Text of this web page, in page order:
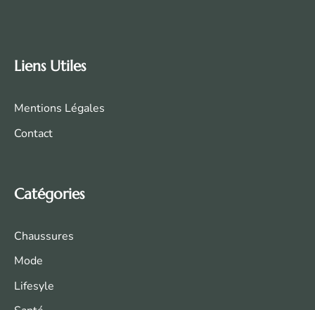
Liens Utiles
Mentions Légales
Contact
Catégories
Chaussures
Mode
Lifesyle